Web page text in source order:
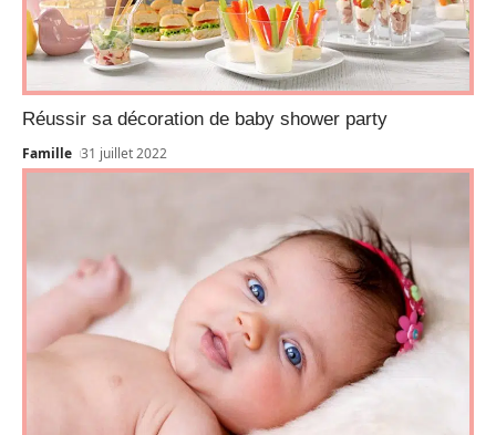
Réussir sa décoration de baby shower party
Famille 31 juillet 2022